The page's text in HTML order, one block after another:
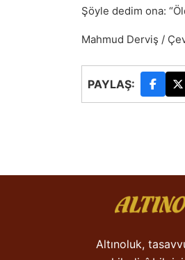
Şöyle dedim ona:
Mahmud Derviş /
PAYLAŞ:
Altınoluk,